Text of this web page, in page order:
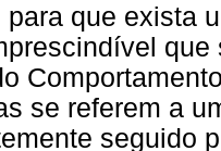
para que exista
se referem a
seguido